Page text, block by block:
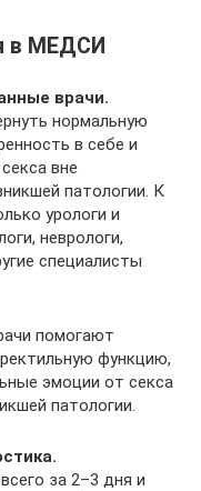
в МЕДСИ
врачи.
нормальную
в себе и
вне
патологии. К
урологи и
неврологи,
специалисты
помогают
функцию,
эмоции от секса
патологии.
за 2–3 дня и